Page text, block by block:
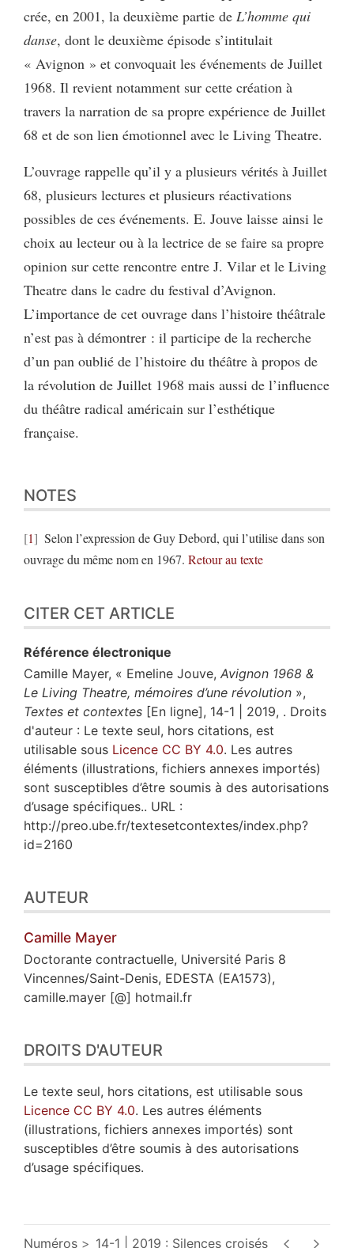
crée, en 2001, la deuxième partie de L’homme qui
danse, dont le deuxième épisode s’intitulait
« Avignon » et convoquait les événements de Juillet
1968. Il revient notamment sur cette création à
travers la narration de sa propre expérience de Juillet
68 et de son lien émotionnel avec le Living Theatre.
L’ouvrage rappelle qu’il y a plusieurs vérités à Juillet
68, plusieurs lectures et plusieurs réactivations
possibles de ces événements. E. Jouve laisse ainsi le
choix au lecteur ou à la lectrice de se faire sa propre
opinion sur cette rencontre entre J. Vilar et le Living
Theatre dans le cadre du festival d’Avignon.
L’importance de cet ouvrage dans l’histoire théâtrale
n’est pas à démontrer : il participe de la recherche
d’un pan oublié de l’histoire du théâtre à propos de
la révolution de Juillet 1968 mais aussi de l’influence
du théâtre radical américain sur l’esthétique
française.
NOTES
1
Selon l’expression de Guy Debord, qui l’utilise dans son
ouvrage du même nom en 1967. Retour au texte
CITER CET ARTICLE
Référence électronique
Camille Mayer, « Emeline Jouve, Avignon 1968 &
Le Living Theatre, mémoires d’une révolution »,
Textes et contextes [En ligne], 14-1 | 2019, . Droits
d'auteur : Le texte seul, hors citations, est
utilisable sous Licence CC BY 4.0. Les autres
éléments (illustrations, fichiers annexes importés)
sont susceptibles d’être soumis à des autorisations
d’usage spécifiques.. URL :
http://preo.ube.fr/textesetcontextes/index.php?
id=2160
AUTEUR
Camille Mayer
Doctorante contractuelle, Université Paris 8
Vincennes/Saint-Denis, EDESTA (EA1573),
camille.mayer [@] hotmail.fr
DROITS D'AUTEUR
Le texte seul, hors citations, est utilisable sous
Licence CC BY 4.0. Les autres éléments
(illustrations, fichiers annexes importés) sont
susceptibles d’être soumis à des autorisations
d’usage spécifiques.
Numéros 14-1 | 2019 : Silences croisés